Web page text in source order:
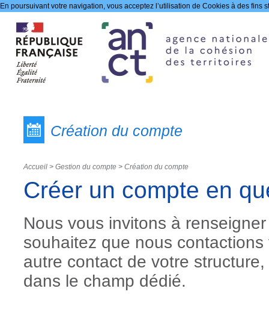
En poursuivant votre navigation, vous acceptez l’utilisation de Cookies à des fins
Création du compte
Accueil > Gestion du compte > Création du compte
Créer un compte en
Nous vous invitons à
souhaitez que nous
autre contact de votre
dans le champ dédié.